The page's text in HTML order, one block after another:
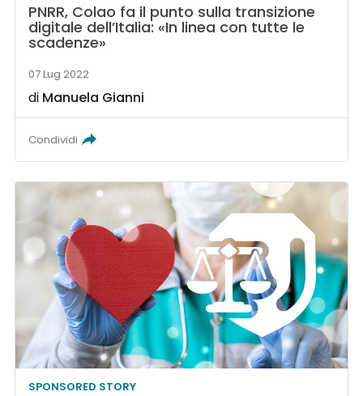
PNRR, Colao fa il punto sulla transizione
digitale dell’Italia: «In linea con tutte le
scadenze»
07 Lug 2022
di Manuela Gianni
Condividi
SPONSORED STORY